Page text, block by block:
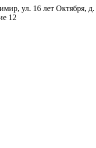
ул. 16 лет Октября,
12